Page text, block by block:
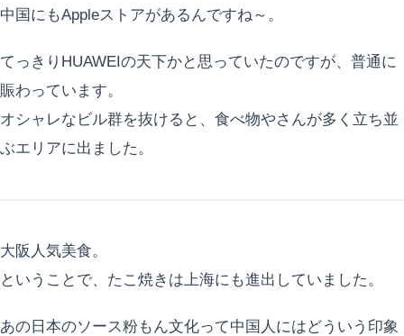
中国にもAppleストアがあるんですね～。
てっきりHUAWEIの天下かと思っていたのですが、普通に
賑わっています。
オシャレなビル群を抜けると、食べ物やさんが多く立ち並
ぶエリアに出ました。
大阪人気美食。
ということで、たこ焼きは上海にも進出していました。
あの日本のソース粉もん文化って中国人にはどういう印象